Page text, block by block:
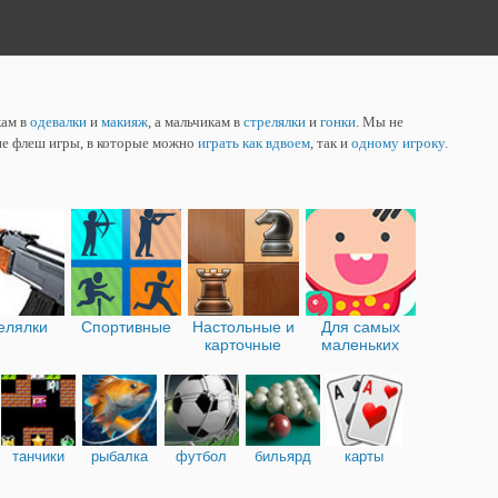
в одевалки и макияж, а мальчикам в стрелялки и гонки. Мы не
флеш игры, в которые можно играть как вдвоем, так и одному игроку.
Спортивные
Настольные и
карточные
Для самых
маленьких
танчики рыбалка футбол бильярд карты